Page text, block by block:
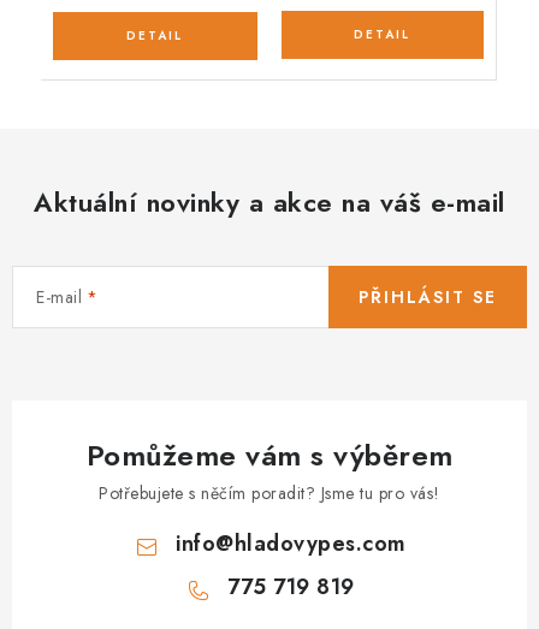
Aktuální novinky a akce na váš e-mail
E-mail PŘIHLÁSIT SE
Pomůžeme vám s výběrem
Potřebujete s něčím poradit? Jsme tu pro vás!
info@hladovypes.com
775 719 819